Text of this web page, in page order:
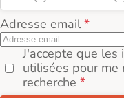
Adresse email
J'accepte que les
utilisées pour me
recherche